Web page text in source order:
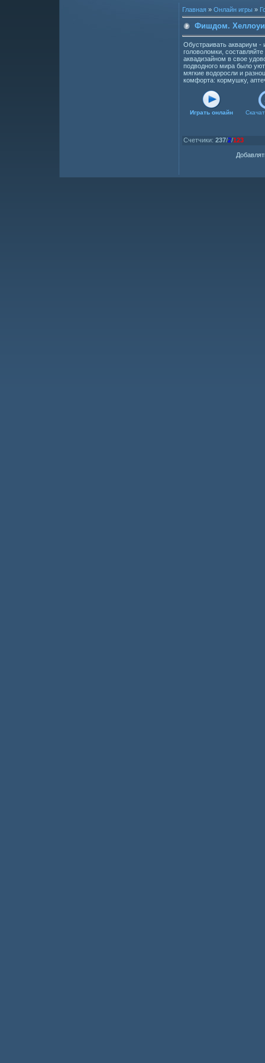
Главная » Онлайн игры »
Фишдом.
Обустраивать аквариум -
головоломки,
аквадизайном в свое
подводного мира было
мягкие водоросли и
комфорта: кормушку,
Играть онлайн
Счетчики: 237/2/123